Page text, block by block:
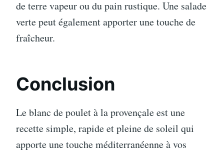
de terre vapeur ou du pain rustique. Une salade
verte peut également apporter une touche de
fraîcheur.
Conclusion
Le blanc de poulet à la provençale est une
recette simple, rapide et pleine de soleil qui
apporte une touche méditerranéenne à vos